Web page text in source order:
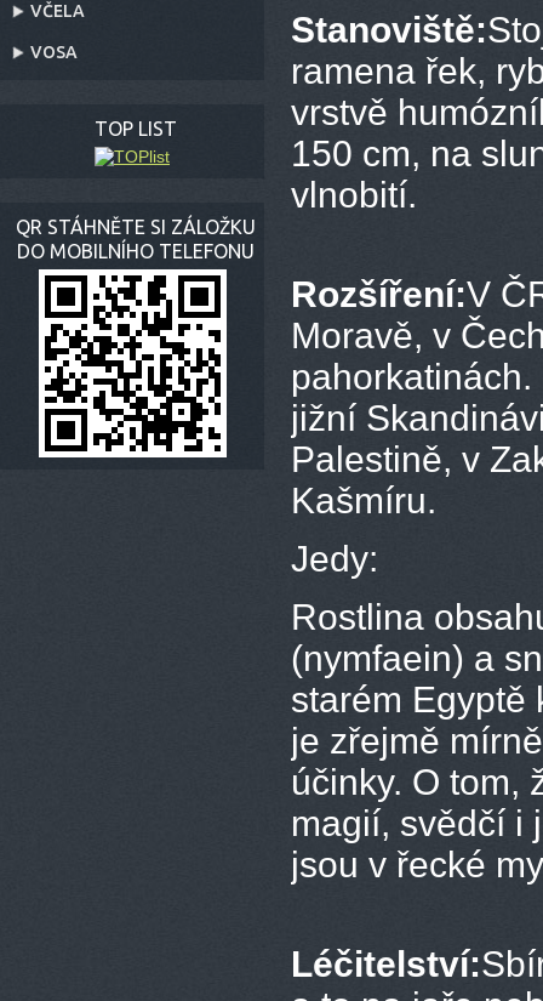
Stanoviště:
ramena řek,
vrstvě
150 cm, na
vlnobití.
Rozšíření:V
Moravě, v
jižní
Palestině, v
Kašmíru.
Jedy:
Rostlina
(nymfaein) a
starém Egyptě
je zřejmě
účinky. O tom,
magií, svědčí i
jsou v řecké
Léčitelství:
VČELA
VOSA
TOP LIST
QR STÁHNĚTE SI ZÁLOŽKU
DO MOBILNÍHO TELEFONU